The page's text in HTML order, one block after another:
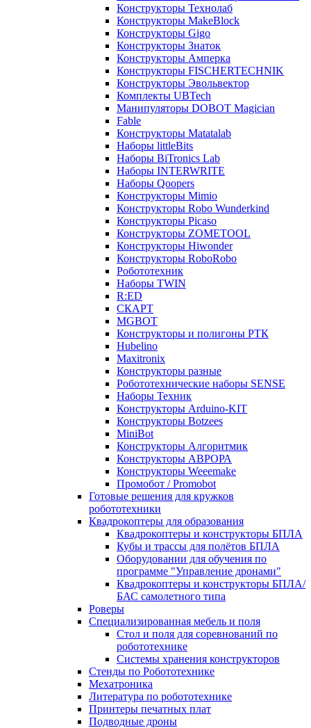
Конструкторы Технолаб
Конструкторы MakeBlock
Конструкторы Gigo
Конструкторы Знаток
Конструкторы Амперка
Конструкторы FISCHERTECHNIK
Конструкторы Эвольвектор
Комплекты UBTech
Манипуляторы DOBOT Magician
Fable
Конструкторы Matatalab
Наборы littleBits
Наборы BiTronics Lab
Наборы INTERWRITE
Наборы Qoopers
Конструкторы Mimio
Конструкторы Robo Wunderkind
Конструкторы Picaso
Конструкторы ZOMETOOL
Конструкторы Hiwonder
Конструкторы RoboRobo
Робототехник
Наборы TWIN
R:ED
СКАРТ
MGBOT
Конструкторы и полигоны РТК
Hubelino
Maxitronix
Конструкторы разные
Робототехнические наборы SENSE
Наборы Техник
Конструкторы Arduino-KIT
Конструкторы Botzees
MiniBot
Конструкторы Алгоритмик
Конструкторы АВРОРА
Конструкторы Weeemake
Промобот / Promobot
Готовые решения для кружков
робототехники
Квадрокоптеры для образования
Квадрокоптеры и конструкторы БПЛА
Кубы и трассы для полётов БПЛА
Оборудовании для обучения по
программе "Управление дронами"
Квадрокоптеры и конструкторы БПЛА/
БАС самолетного типа
Роверы
Специализированная мебель и поля
Стол и поля для соревнований по
робототехнике
Системы хранения конструкторов
Стенды по Робототехнике
Мехатроника
Литература по робототехнике
Принтеры печатных плат
Подводные дроны